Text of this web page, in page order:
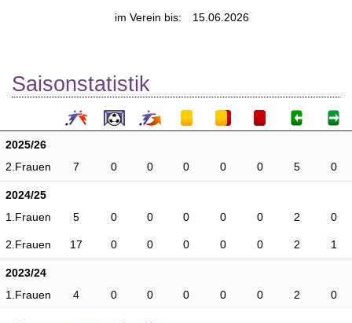
im Verein bis: 15.06.2026
Saisonstatistik
2025/26
2.Frauen
7 0 0 0 0 0 5 0
2024/25
1.Frauen
5 0 0 0 0 0 2 0
2.Frauen 17 0 0 0 0 0 2 1
2023/24
1.Frauen
4 0 0 0 0 0 2 0